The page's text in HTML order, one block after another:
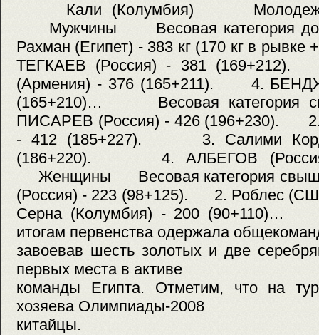
Кали (Колумбия)
Мужчины Весовая категория
Рахман (Египет) - 383 кг (170 кг в
ТЕГКАЕВ (Россия) - 381
(Армения) - 376 (165+211). 4.
(165+210)… Весовая
ПИСАРЕВ (Россия) - 426 (196+230). 2.
- 412 (185+227). 3. Салими
(186+220). 4. АЛБЕГОВ
Женщины Весовая категория
(Россия) - 223 (98+125). 2. Роблес
Серна (Колумбия) - 200 (90+110)…
итогам первенства одержала
завоевав шесть золотых и две
первых места в активе
команды Египта. Отметим, что на
хозяева Олимпиады-2008
китайцы.